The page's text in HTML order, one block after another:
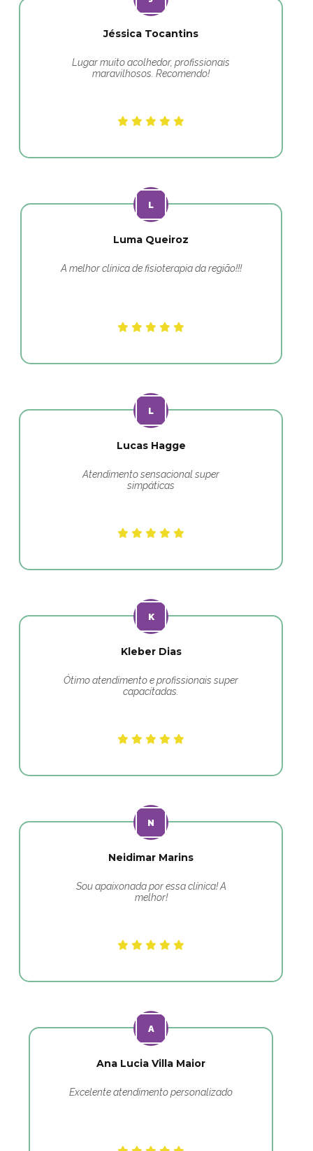
Jéssica Tocantins
Lugar muito acolhedor, profissionais
maravilhosos. Recomendo!
Luma Queiroz
A melhor clínica de fisioterapia da região!!!
Lucas Hagge
Atendimento sensacional super
simpáticas
Kleber Dias
Ótimo atendimento e profissionais super
capacitadas.
Neidimar Marins
Sou apaixonada por essa clínica! A
melhor!
Ana Lucia Villa Maior
Excelente atendimento personalizado